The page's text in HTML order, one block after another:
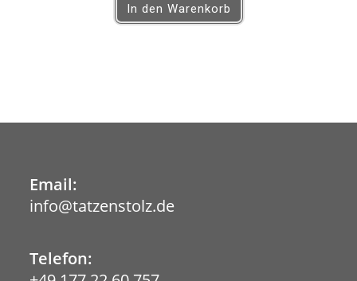
In den Warenkorb
Email:
info@tatzenstolz.deOpens
Telefon: